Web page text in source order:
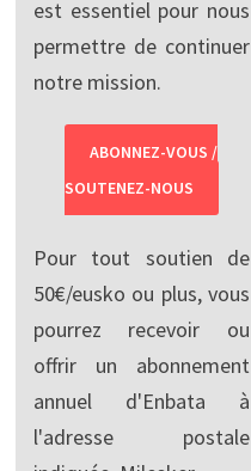
est essentiel pour nous
permettre de continuer
notre mission.
ABONNEZ-VOUS /
SOUTENEZ-NOUS
Pour tout soutien de
50€/eusko ou plus, vous
pourrez recevoir ou
offrir un abonnement
annuel d'Enbata à
l'adresse postale